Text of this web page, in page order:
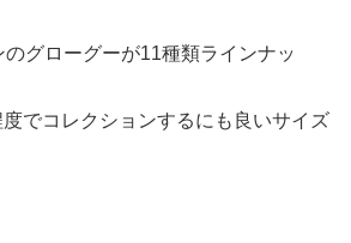
グローグーが11種類ラインナッ
でコレクションするにも良いサイズ